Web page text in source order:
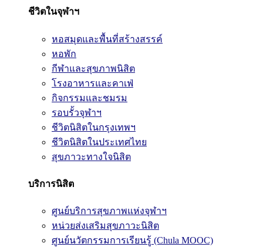
ชีวิตในจุฬาฯ
หอสมุดและพื้นที่สร้างสรรค์
หอพัก
กีฬาและสุขภาพนิสิต
โรงอาหารและคาเฟ่
กิจกรรมและชมรม
รอบรั้วจุฬาฯ
ชีวิตนิสิตในกรุงเทพฯ
ชีวิตนิสิตในประเทศไทย
สุขภาวะทางใจนิสิต
บริการนิสิต
ศูนย์บริการสุขภาพแห่งจุฬาฯ
หน่วยส่งเสริมสุขภาวะนิสิต
ศูนย์นวัตกรรมการเรียนรู้ (Chula MOOC)